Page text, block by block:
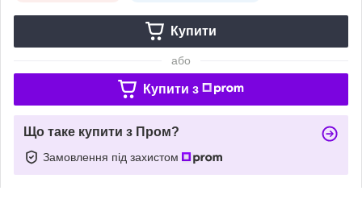
Купити
або
Купити з
Що таке купити з Пром?
Замовлення під захистом